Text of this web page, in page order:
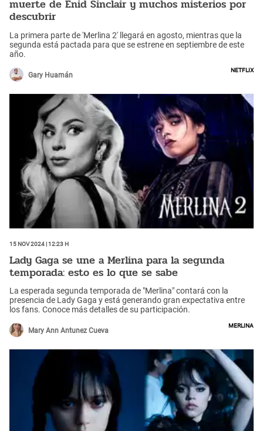
muerte de Enid Sinclair y muchos misterios por
descubrir
La primera parte de 'Merlina 2' llegará en agosto, mientras que la
segunda está pactada para que se estrene en septiembre de este
año.
Gary Huamán
Netflix
15 Nov 2024 | 12:23 h
Lady Gaga se une a Merlina para la segunda
temporada: esto es lo que se sabe
La esperada segunda temporada de "Merlina" contará con la
presencia de Lady Gaga y está generando gran expectativa entre
los fans. Conoce más detalles de su participación.
Mary Ann Antunez Cueva
Merlina